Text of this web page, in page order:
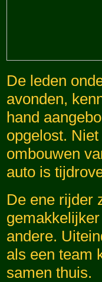
De leden
avonden,
hand
opgelost.
ombouwen
auto is
De ene rijder
andere.
als een team
samen thuis.